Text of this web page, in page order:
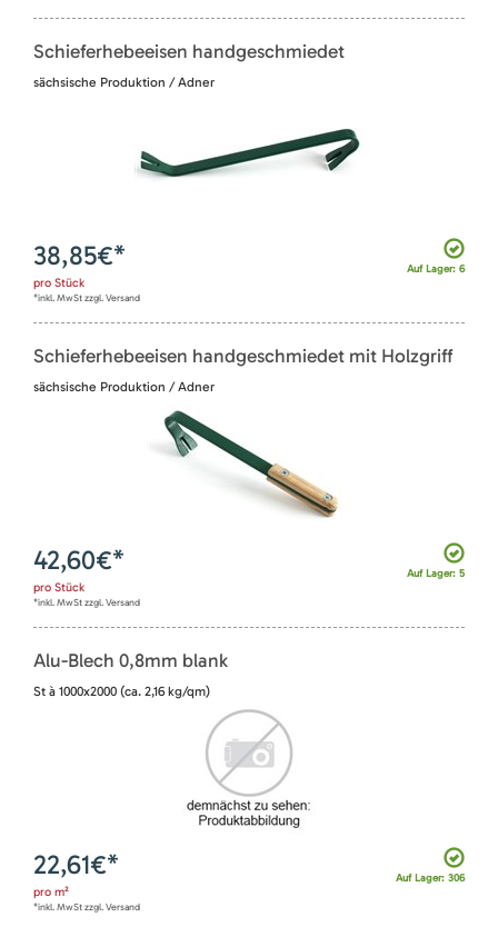
Schieferhebeeisen handgeschmiedet
sächsische Produktion / Adner
Auf Lager: 6
38,85€*
pro Stück
*inkl. MwSt zzgl. Versand
Schieferhebeeisen handgeschmiedet mit Holzgriff
sächsische Produktion / Adner
Auf Lager: 5
42,60€*
pro Stück
*inkl. MwSt zzgl. Versand
Alu-Blech 0,8mm blank
St à 1000x2000 (ca. 2,16 kg/qm)
Auf Lager: 306
22,61€*
pro m²
*inkl. MwSt zzgl. Versand